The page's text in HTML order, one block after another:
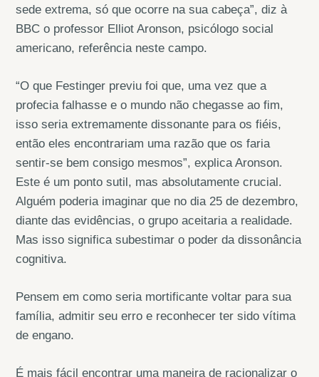
sede extrema, só que ocorre na sua cabeça”, diz à
BBC o professor Elliot Aronson, psicólogo social
americano, referência neste campo.
“O que Festinger previu foi que, uma vez que a
profecia falhasse e o mundo não chegasse ao fim,
isso seria extremamente dissonante para os fiéis,
então eles encontrariam uma razão que os faria
sentir-se bem consigo mesmos”, explica Aronson.
Este é um ponto sutil, mas absolutamente crucial.
Alguém poderia imaginar que no dia 25 de dezembro,
diante das evidências, o grupo aceitaria a realidade.
Mas isso significa subestimar o poder da dissonância
cognitiva.
Pensem em como seria mortificante voltar para sua
família, admitir seu erro e reconhecer ter sido vítima
de engano.
É mais fácil encontrar uma maneira de racionalizar o